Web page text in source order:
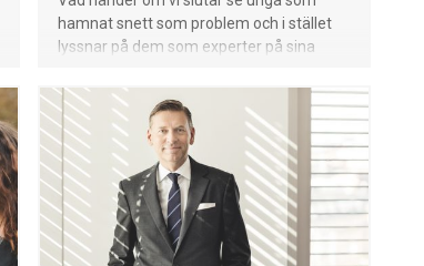
hamnat snett som problem och i stället
lyssnar på dem som experter på sina
Institutionsstyrelse (SiS) årets upplaga av
”SiS unga berättar”, en bok där ungdomar
som är eller har varit placerade på SiS
delar sina berättelser.